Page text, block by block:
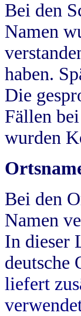
Bei den
Namen
haben.
Die
Fällen
wurden
Bei den
Namen
In dieser
deutsche
liefert